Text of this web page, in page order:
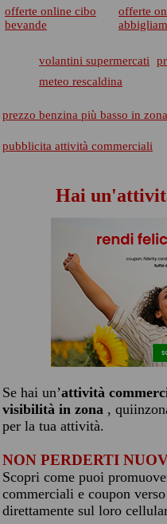
offerte online cibo
bevande
offerte
volantini supermercati
meteo rescaldina
prezzo benzina più basso in zona
pubblicita attività commerciali
Hai
Se hai un’attività
visibilità in zona ,
per la tua attività.
NON PERDERTI
Scopri come puoi
commerciali e coupon
direttamente sul loro